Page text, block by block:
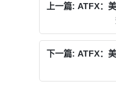
上一篇: ATFX：
下一篇: ATFX：